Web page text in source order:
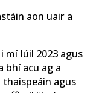
aon uair a
mí Iúil 2023 agus
bhí acu ag a
agus